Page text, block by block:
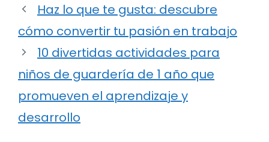
Haz lo que te gusta: descubre
cómo convertir tu pasión en trabajo
10 divertidas actividades para
niños de guardería de 1 año que
promueven el aprendizaje y
desarrollo